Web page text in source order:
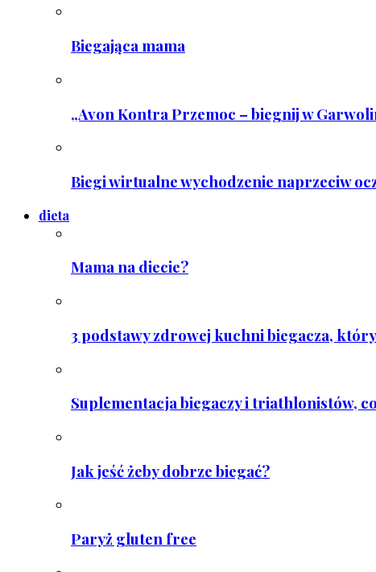
Biegająca mama
„Avon Kontra Przemoc – biegnij w
Biegi wirtualne wychodzenie naprzeciw
dieta
Mama na diecie?
3 podstawy zdrowej kuchni biegacza, który
Suplementacja biegaczy i triathlonistów,
Jak jeść żeby dobrze biegać?
Paryż gluten free